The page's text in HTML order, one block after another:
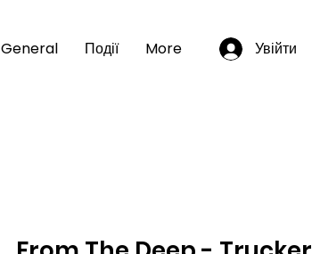
General Події More Увійти